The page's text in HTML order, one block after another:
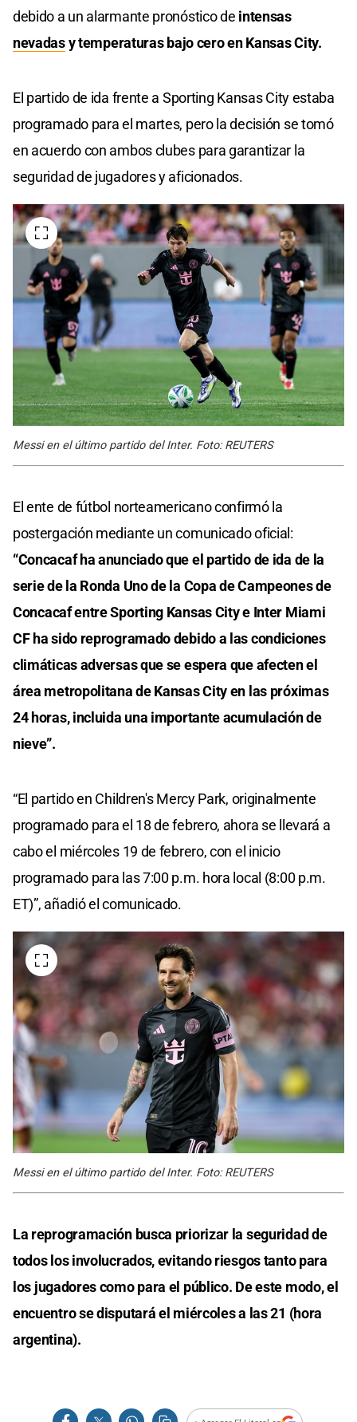
debido a un alarmante pronóstico de intensas
nevadasy temperaturas bajo cero en Kansas City.
El partido de ida frente a Sporting Kansas City estaba
programado para el martes, pero la decisión se tomó
en acuerdo con ambos clubes para garantizar la
seguridad de jugadores y aficionados.
Messi en el último partido del Inter. Foto: REUTERS
El ente de fútbol norteamericano confirmó la
postergación mediante un comunicado oficial:
“Concacaf ha anunciado que el partido de ida de la
serie de la Ronda Uno de la Copa de Campeones de
Concacaf entre Sporting Kansas City e Inter Miami
CF ha sido reprogramado debido a las condiciones
climáticas adversas que se espera que afecten el
área metropolitana de Kansas City en las próximas
24 horas, incluida una importante acumulación de
nieve”.
“El partido en Children's Mercy Park, originalmente
programado para el 18 de febrero, ahora se llevará a
cabo el miércoles 19 de febrero, con el inicio
programado para las 7:00 p.m. hora local (8:00 p.m.
ET)”, añadió el comunicado.
Messi en el último partido del Inter. Foto: REUTERS
La reprogramación busca priorizar la seguridad de
todos los involucrados, evitando riesgos tanto para
los jugadores como para el público. De este modo, el
encuentro se disputará el miércoles a las 21 (hora
argentina).